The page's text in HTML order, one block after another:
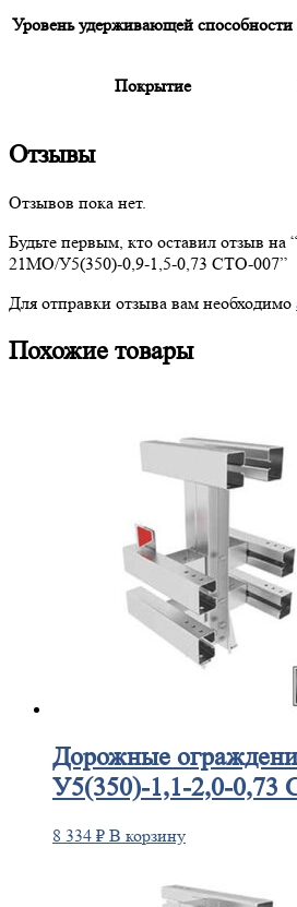
Уровень удерживающей способности
Покрытие
Отзывы
Отзывов пока нет.
Будьте первым, кто оставил отзыв на “
21МО/У5(350)-0,9-1,5-0,73 СТО-007”
Для отправки отзыва вам необходимо
Похожие товары
Дорожные
У5(350)-1,1-2,0-0,73
8 334 ₽ В корзину